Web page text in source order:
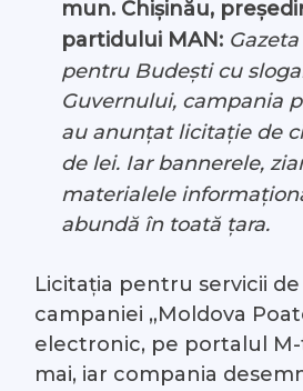
mun. Chișinău,
partidului MAN:
pentru Budești cu
Guvernului, campania
au anunțat licitație de
de lei. Iar bannerele,
materialele
abundă în toată țara.
Licitația pentru servicii
campaniei „Moldova
electronic, pe portalul
mai, iar compania